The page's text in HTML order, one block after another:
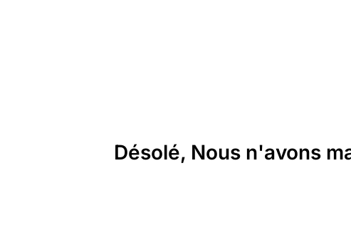
Désolé, Nous n'avons